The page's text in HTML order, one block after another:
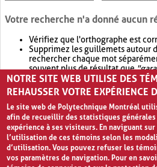
Votre recherche n'a donné aucun
Vérifiez que l'orthographe est
Supprimez les guillemets autour
rechercher chaque mot
souvent plus de résultat que
Envisagez d'élargir votre
retournera souvent plus de
NOTRE SITE WEB UTILISE DES
REHAUSSER VOTRE EXPÉRIENCE
Le site web de Polytechnique Montréal
afin de recueillir des statistiques
expérience à ses visiteurs. En naviguant
l’utilisation de ces témoins selon les
d’utilisation. Vous pouvez refuser les
vos paramètres de navigation. Pour en